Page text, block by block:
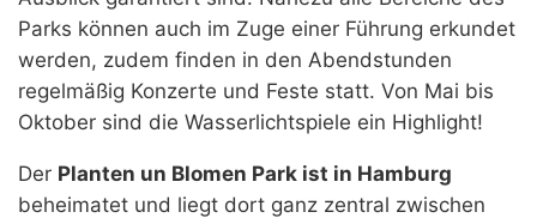
Parks können auch im Zuge einer Führung erkundet
werden, zudem finden in den Abendstunden
regelmäßig Konzerte und Feste statt. Von Mai bis
Oktober sind die Wasserlichtspiele ein Highlight!
Der Planten un Blomen Park ist in Hamburg
beheimatet und liegt dort ganz zentral zwischen